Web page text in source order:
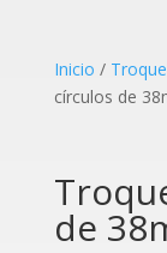
Inicio /
círculos de
de